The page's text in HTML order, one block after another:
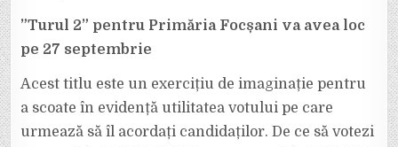
DAT
LUI
FOCȘANIUL
PE
ÎNCĂ
4
”Turul 2” pentru Primăria Focșani va avea loc
pe 27 septembrie
Acest titlu este un exercițiu de imaginație pentru
a scoate în evidență utilitatea votului pe care
urmează să îl acordați candidaților. De ce să votezi